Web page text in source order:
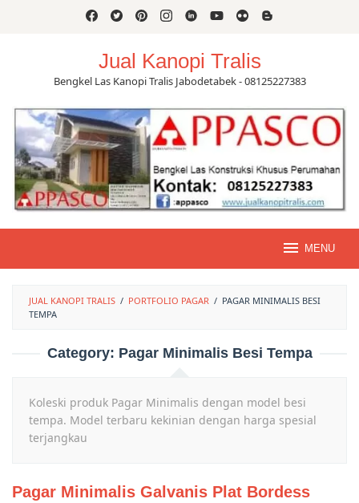
Jual Kanopi Tralis
Bengkel Las Kanopi Tralis Jabodetabek - 08125227383
MENU
JUAL KANOPI TRALIS / PORTFOLIO PAGAR / PAGAR MINIMALIS BESI
TEMPA
Category: Pagar Minimalis Besi Tempa
Koleski produk Pagar Minimalis dengan model besi
tempa. Model terbaru kekinian dengan harga spesial
terjangkau
Pagar Minimalis Galvanis Plat Bordess